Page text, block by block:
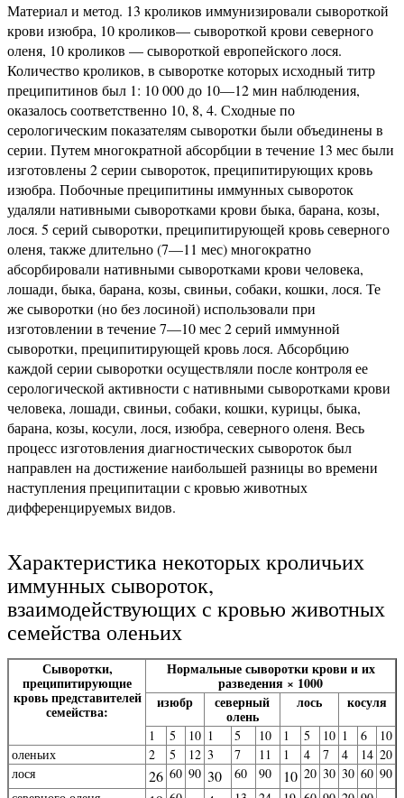
Материал и метод. 13 кроликов иммунизировали сывороткой
крови изюбра, 10 кроликов— сывороткой крови северного
оленя, 10 кроликов — сывороткой европейского лося.
Количество кроликов, в сыворотке которых исходный титр
преципитинов был 1: 10 000 до 10—12 мин наблюдения,
оказалось соответственно 10, 8, 4. Сходные по
серологическим показателям сыворотки были объединены в
серии. Путем многократной абсорбции в течение 13 мес были
изготовлены 2 серии сывороток, преципитирующих кровь
изюбра. Побочные преципитины иммунных сывороток
удаляли нативными сыворотками крови быка, барана, козы,
лося. 5 серий сыворотки, преципитирующей кровь северного
оленя, также длительно (7—11 мес) многократно
абсорбировали нативными сыворотками крови человека,
лошади, быка, барана, козы, свиньи, собаки, кошки, лося. Те
же сыворотки (но без лосиной) использовали при
изготовлении в течение 7—10 мес 2 серий иммунной
сыворотки, преципитирующей кровь лося. Абсорбцию
каждой серии сыворотки осуществляли после контроля ее
серологической активности с нативными сыворотками крови
человека, лошади, свиньи, собаки, кошки, курицы, быка,
барана, козы, косули, лося, изюбра, северного оленя. Весь
процесс изготовления диагностических сывороток был
направлен на достижение наибольшей разницы во времени
наступления преципитации с кровью животных
дифференцируемых видов.
Характеристика некоторых кроличьих
иммунных сывороток,
взаимодействующих с кровью животных
семейства оленьих
Сыворотки,
преципитирующие
кровь представителей
семейства:
Нормальные сыворотки крови и их
разведения × 1000
изюбр
северный
олень
лось косуля
1 5 10 1 5 10 1 5 10 1 6
10
оленьих
2 5 12 3 7 11 1 4 7 4 14 20
лося
26 60 90 30 60 90 10 20 30 30 60 90